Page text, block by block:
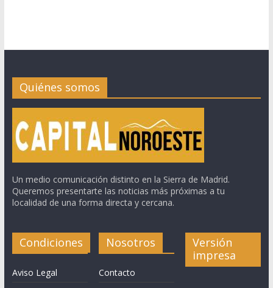
Quiénes somos
Un medio comunicación distinto en la Sierra de Madrid.
Queremos presentarte las noticias más próximas a tu
localidad de una forma directa y cercana.
Condiciones
Aviso Legal
Nosotros
Contacto
Versión
impresa